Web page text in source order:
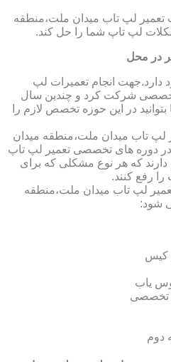
لپ تاب میدان ملت،منطقه
لپ تاپ شما را حل کند.
در محل
انجام تعمیرات لپ
تخصصی شرکت کرد و چندین سال
بتوانید در این حوزه تخصص لازم را
تاب میدان ملت،منطقه میدان
دوره های تخصصی تعمیر لپ تاپ
دارند که هر نوع مشکلی که برای
رفع کنند.
لپ تاب میدان ملت،منطقه
شود:
کیس
یاب
تخصصی
دوم